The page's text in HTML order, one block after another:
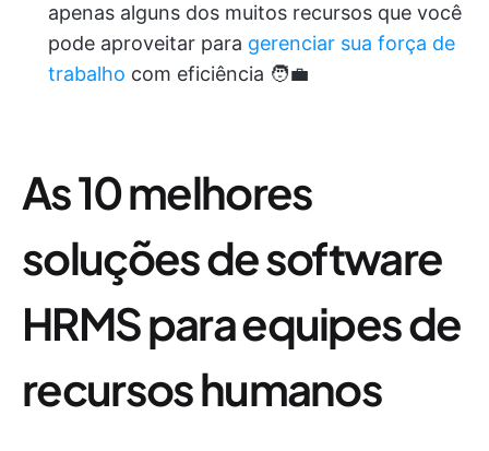
apenas alguns dos muitos recursos que você
pode aproveitar para gerenciar sua força de
trabalho com eficiência 🧑‍💼
As 10 melhores
soluções de software
HRMS para equipes de
recursos humanos